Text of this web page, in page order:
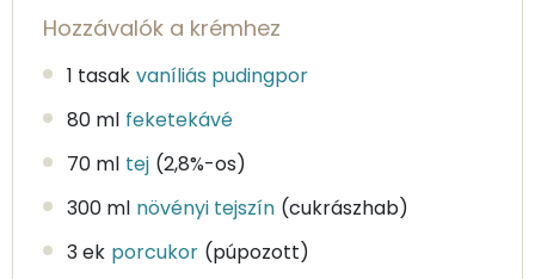
Hozzávalók a krémhez
1 tasak vaníliás pudingpor
80 ml feketekávé
70 ml tej (2,8%-os)
300 ml növényi tejszín (cukrászhab)
3 ek porcukor (púpozott)